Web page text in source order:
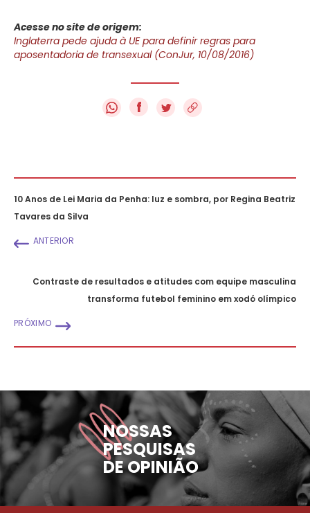
Acesse no site de origem:
Inglaterra pede ajuda à UE para definir regras para
aposentadoria de transexual (ConJur, 10/08/2016)
f
10 Anos de Lei Maria da Penha: luz e sombra, por Regina Beatriz
Tavares da Silva
ANTERIOR
Contraste de resultados e atitudes com equipe masculina
transforma futebol feminino em xodó olímpico
PRÓXIMO
NOSSAS
PESQUISAS
DE OPINIÃO